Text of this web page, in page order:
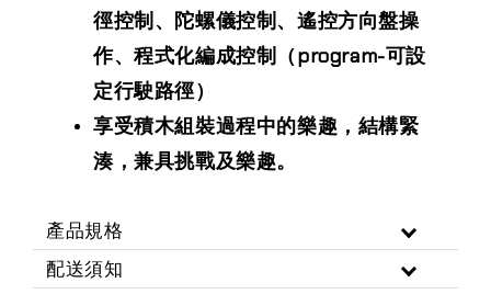
徑控制、陀螺儀控制、遙控方向盤操
作、程式化編成控制（program-可設
定行駛路徑）
享受積木組裝過程中的樂趣，結構緊
湊，兼具挑戰及樂趣。
產品規格
配送須知